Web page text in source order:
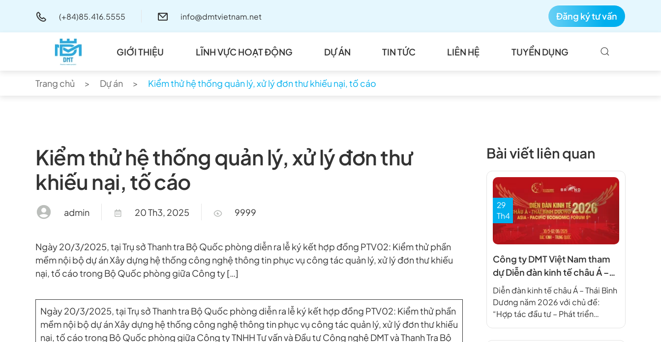
(+84)85.416.5555 info@dmtvietnam.net Đăng ký tư vấn
GIỚI THIỆU LĨNH VỰC HOẠT ĐỘNG DỰ ÁN TIN TỨC LIÊN HỆ TUYỂN DỤNG
Trang chủ Dự án Kiểm thử hệ thống quản lý, xử lý đơn thư khiếu nại, tố cáo
Kiểm thử hệ thống quản lý, xử lý đơn thư
khiếu nại, tố cáo
admin 20 Th3, 2025 9999
Ngày 20/3/2025, tại Trụ sở Thanh tra Bộ Quốc phòng diễn ra lễ ký kết hợp đồng PTV02: Kiểm thử phần
mềm nội bộ dự án Xây dựng hệ thống công nghệ thông tin phục vụ công tác quản lý, xử lý đơn thư khiếu
nại, tố cáo trong Bộ Quốc phòng giữa Công ty […]
Ngày 20/3/2025, tại Trụ sở Thanh tra Bộ Quốc phòng diễn ra lễ ký kết hợp đồng PTV02: Kiểm thử phần
mềm nội bộ dự án Xây dựng hệ thống công nghệ thông tin phục vụ công tác quản lý, xử lý đơn thư khiếu
nại, tố cáo trong Bộ Quốc phòng giữa Công ty TNHH Tư vấn và Đầu tư Công nghệ DMT và Thanh Tra Bộ
Bài viết liên quan
Công ty DMT Việt Nam tham
dự Diễn đàn kinh tế châu Á –
Thái Bình Dương năm 2026
29
Th4
Diễn đàn kinh tế châu Á – Thái Bình
Dương năm 2026 với chủ đề:
“Hợp tác đầu tư – Phát triển
thương hiệu” được tổ chức tại
Bắc Kinh, Trung Quốc Được bảo